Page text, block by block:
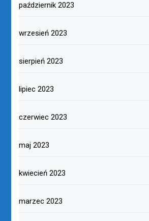
październik 2023
wrzesień 2023
sierpień 2023
lipiec 2023
czerwiec 2023
maj 2023
kwiecień 2023
marzec 2023